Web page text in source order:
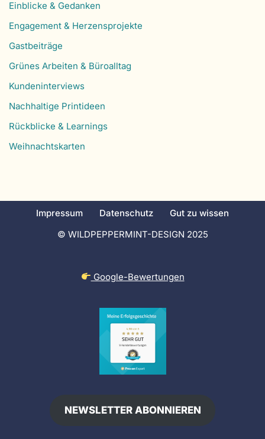
Einblicke & Gedanken
Engagement & Herzensprojekte
Gastbeiträge
Grünes Arbeiten & Büroalltag
Kundeninterviews
Nachhaltige Printideen
Rückblicke & Learnings
Weihnachtskarten
Impressum Datenschutz
Gut zu wissen
© WILDPEPPERMINT-DESIGN 2025
Google-Bewertungen
NEWSLETTER ABONNIEREN